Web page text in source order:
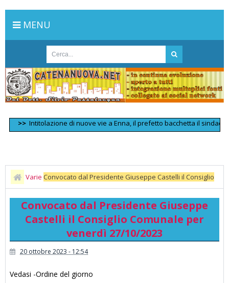
MENU
Intitolazione di nuove vie a Enna, il prefetto bacchetta il sindaco >>
Varie Convocato dal Presidente Giuseppe Castelli il Consiglio
Comunale per venerdì 27/10/2023
Convocato dal Presidente Giuseppe
Castelli il Consiglio Comunale per
venerdì 27/10/2023
20 ottobre 2023 - 12:54
Vedasi -Ordine del giorno